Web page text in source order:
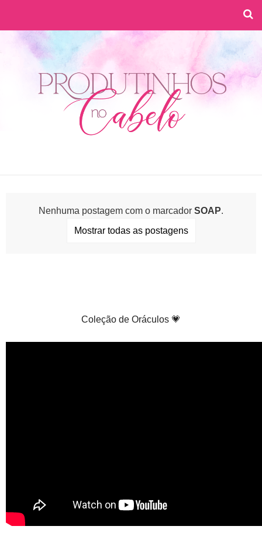
Nenhuma postagem com o marcador SOAP.
Mostrar todas as postagens
Coleção de Oráculos 💗